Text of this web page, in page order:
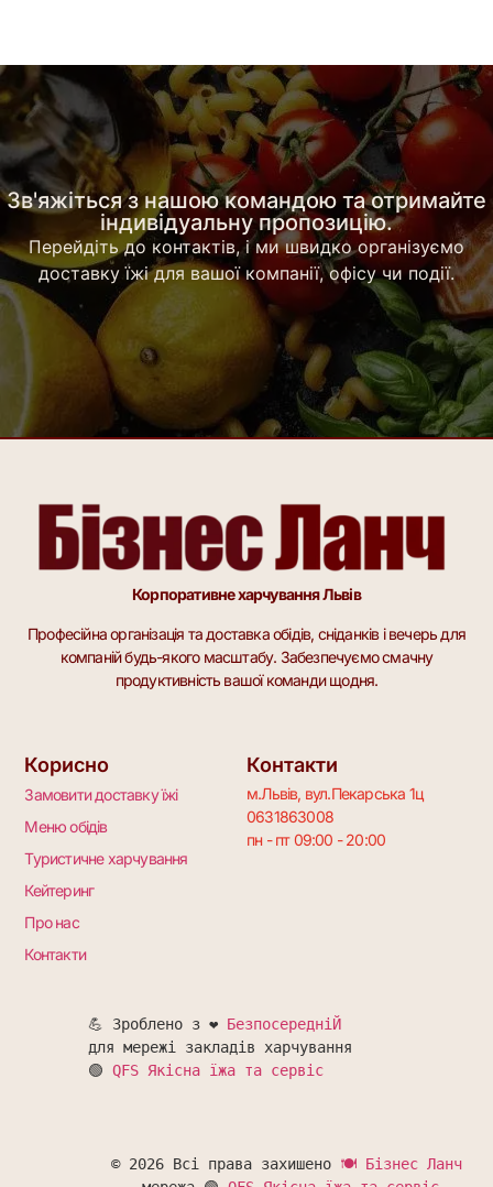
Зв'яжіться з нашою командою та отримайте
індивідуальну пропозицію.
Перейдіть до контактів, і ми швидко організуємо
доставку їжі для вашої компанії, офісу чи події.
Корпоративне харчування Львів
Професійна організація та доставка обідів, сніданків і вечерь для
компаній будь-якого масштабу. Забезпечуємо смачну
продуктивність вашої команди щодня.
Корисно
Замовити доставку їжі
Меню обідів
Туристичне харчування
Кейтеринг
Про нас
Контакти
Контакти
м.Львів, вул.Пекарська 1ц
0631863008
пн - пт 09:00 - 20:00
💪 Зроблено з ❤️ БезпосередніЙ
для мережі закладів харчування
🟢 QFS Якісна їжа та сервіс
© 2026 Всі права захишено 🍽 Бізнес Ланч